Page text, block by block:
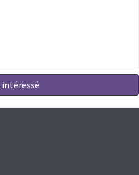
intéressé